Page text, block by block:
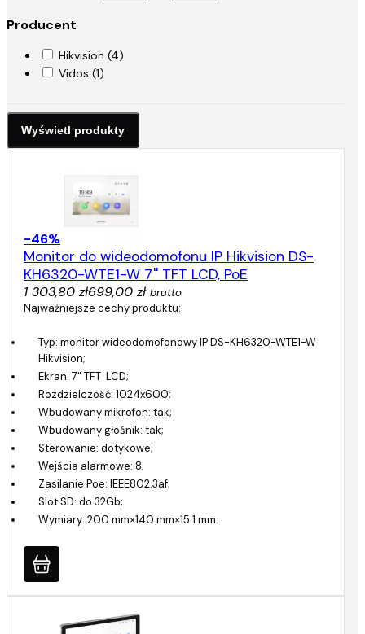
Producent
Hikvision (4)
Vidos (1)
-46%
Monitor do wideodomofonu IP Hikvision DS-
KH6320-WTE1-W 7'' TFT LCD, PoE
1 303,80 zł699,00 zł brutto
Najważniejsze cechy produktu:
Typ: monitor wideodomofonowy IP DS-KH6320-WTE1-W
Hikvision;
Ekran: 7" TFT LCD;
Rozdzielczość: 1024x600;
Wbudowany mikrofon: tak;
Wbudowany głośnik: tak;
Sterowanie: dotykowe;
Wejścia alarmowe: 8;
Zasilanie Poe: IEEE802.3af;
Slot SD: do 32Gb;
Wymiary: 200 mm×140 mm×15.1 mm.